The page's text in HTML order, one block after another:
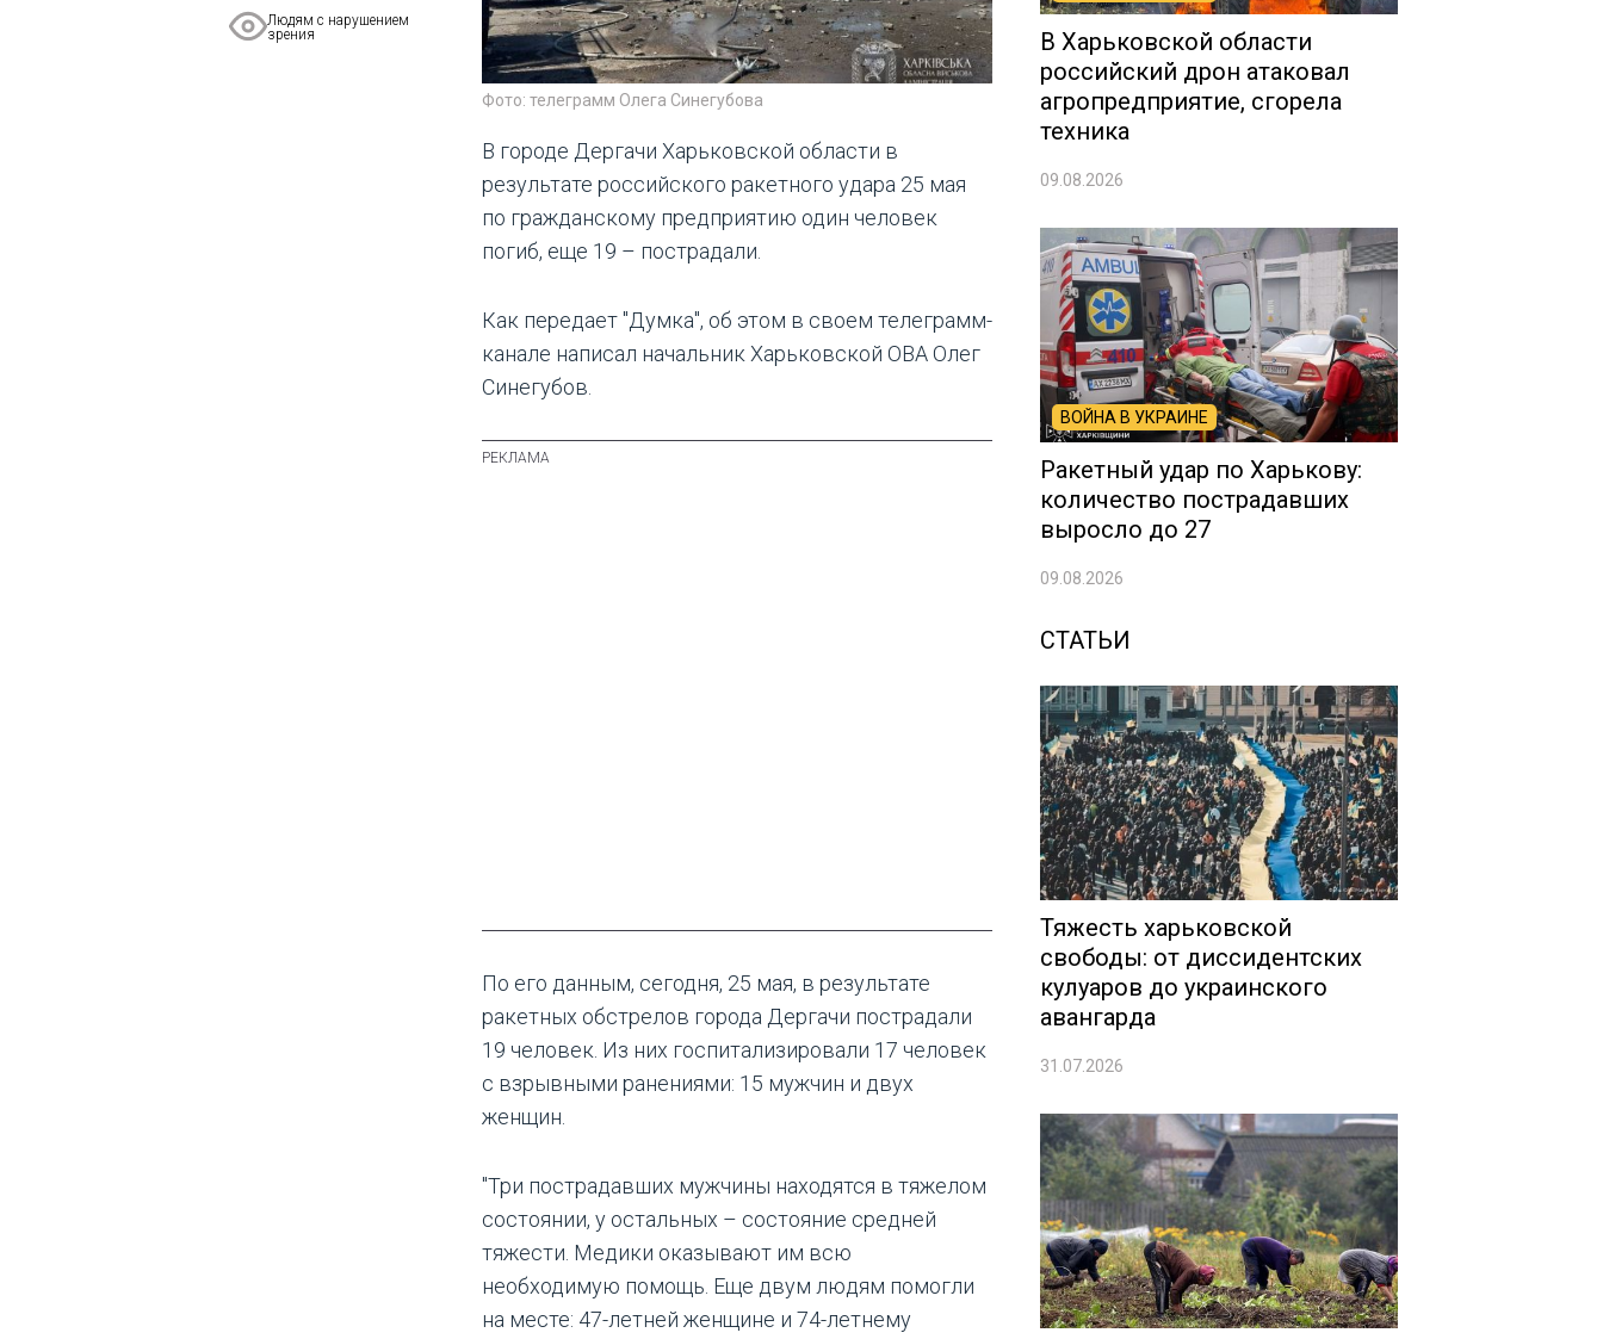
Людям с нарушением
зрения
Фото: телеграмм Олега Синегубова
В городе Дергачи Харьковской области в
результате российского ракетного удара 25 мая
по гражданскому предприятию один человек
погиб, еще 19 – пострадали.
Как передает "Думка", об этом в своем телеграмм-
канале написал начальник Харьковской ОВА Олег
Синегубов.
По его данным, сегодня, 25 мая, в результате
ракетных обстрелов города Дергачи пострадали
19 человек. Из них госпитализировали 17 человек
с взрывными ранениями: 15 мужчин и двух
женщин.
"Три пострадавших мужчины находятся в тяжелом
состоянии, у остальных – состояние средней
тяжести. Медики оказывают им всю
необходимую помощь. Еще двум людям помогли
на месте: 47-летней женщине и 74-летнему
В Харьковской области
российский дрон атаковал
агропредприятие, сгорела
техника
09.08.2026
ВОЙНА В УКРАИНЕ
Ракетный удар по Харькову:
количество пострадавших
выросло до 27
09.08.2026
СТАТЬИ
Тяжесть харьковской
свободы: от диссидентских
кулуаров до украинского
авангарда
31.07.2026